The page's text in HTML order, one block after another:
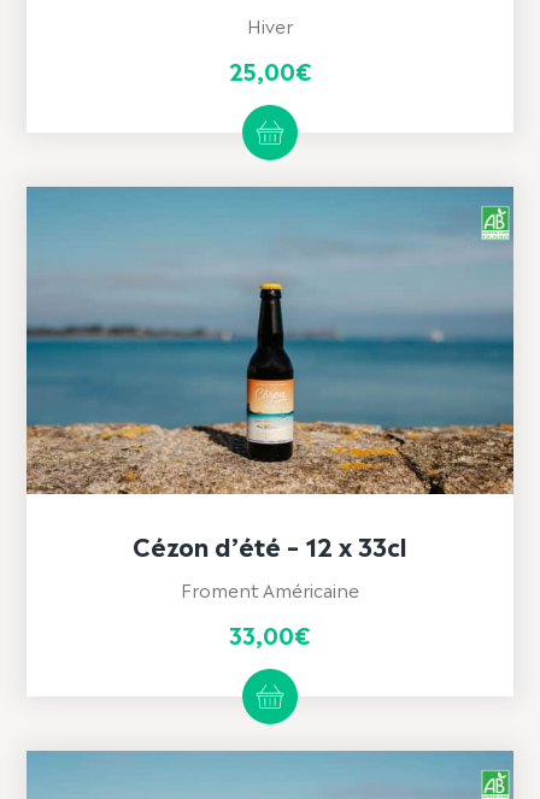
Hiver
25,00€
Cézon d’été – 12 x 33cl
Froment Américaine
33,00€